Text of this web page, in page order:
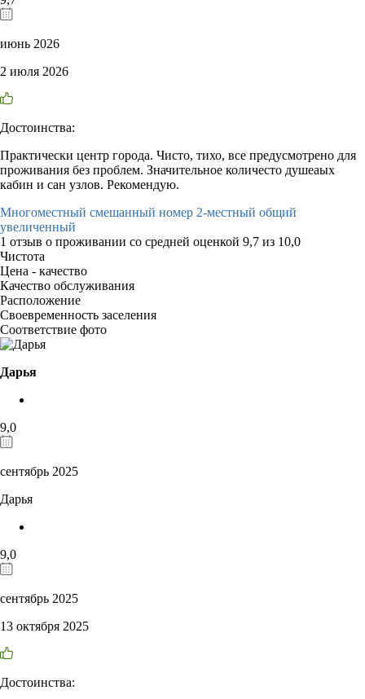
июнь 2026
2 июля 2026
Достоинства:
Практически центр города. Чисто, тихо, все предусмотрено для
проживания без проблем. Значительное количесто душеаых
кабин и сан узлов. Рекомендую.
Многоместный смешанный номер 2-местный общий
увеличенный
1 отзыв о проживании со средней оценкой 9,7 из 10,0
Чистота
Цена - качество
Качество обслуживания
Расположение
Своевременность заселения
Соответствие фото
Дарья
9,0
сентябрь 2025
Дарья
9,0
сентябрь 2025
13 октября 2025
Достоинства: